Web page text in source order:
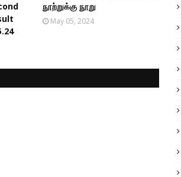
நூற்றுக்கு நூறு
May 05, 2024